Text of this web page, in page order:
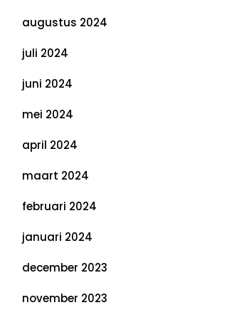
augustus 2024
juli 2024
juni 2024
mei 2024
april 2024
maart 2024
februari 2024
januari 2024
december 2023
november 2023